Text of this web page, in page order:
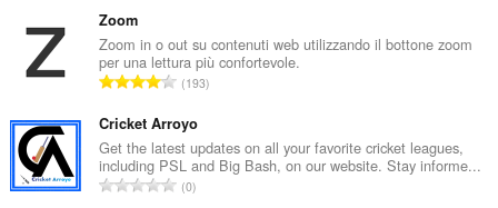
t
a
e
d
i
g
e
r
o
o
t
a
Zoom
Zoom in o out su contenuti web utilizzando il bottone zoom
per una lettura più confortevole.
N
m
e
r
o
193
Cricket Arroyo
Get the latest updates on all your favorite cricket leagues,
including PSL and Big Bash, on our website. Stay informe...
N0